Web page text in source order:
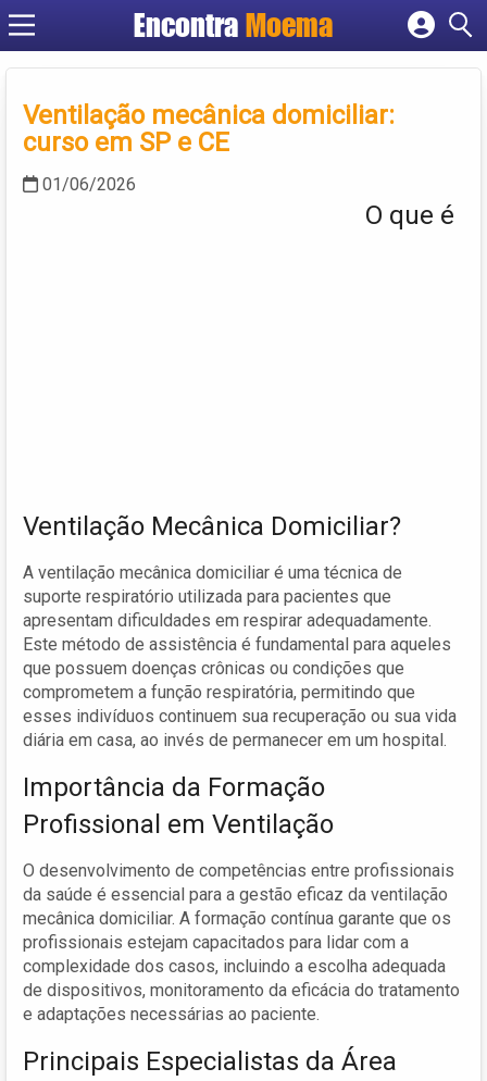
Encontra Moema
Criar conta
Ventilação mecânica domiciliar:
curso em SP e CE
01/06/2026
O que é
Ventilação Mecânica Domiciliar?
A ventilação mecânica domiciliar é uma técnica de
suporte respiratório utilizada para pacientes que
apresentam dificuldades em respirar adequadamente.
Este método de assistência é fundamental para aqueles
que possuem doenças crônicas ou condições que
comprometem a função respiratória, permitindo que
esses indivíduos continuem sua recuperação ou sua vida
diária em casa, ao invés de permanecer em um hospital.
Importância da Formação
Profissional em Ventilação
O desenvolvimento de competências entre profissionais
da saúde é essencial para a gestão eficaz da ventilação
mecânica domiciliar. A formação contínua garante que os
profissionais estejam capacitados para lidar com a
complexidade dos casos, incluindo a escolha adequada
de dispositivos, monitoramento da eficácia do tratamento
e adaptações necessárias ao paciente.
Principais Especialistas da Área